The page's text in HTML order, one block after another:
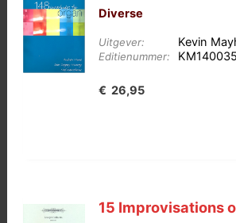
Diverse
Uitgever: Kevin
Editienummer:
€ 26,95
15 Improvisations